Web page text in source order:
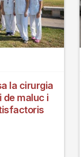
la cirurgia
de maluc i